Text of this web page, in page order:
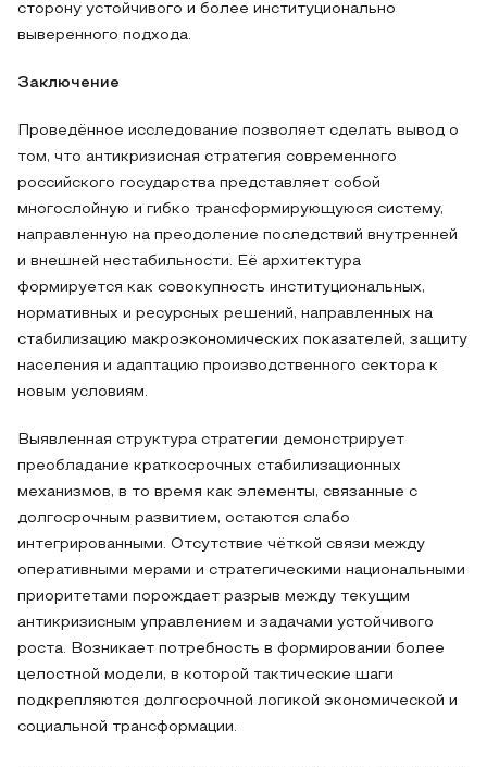
сторону устойчивого и более институционально
выверенного подхода.
Заключение
Проведённое исследование позволяет сделать вывод о
том, что антикризисная стратегия современного
российского государства представляет собой
многослойную и гибко трансформирующуюся систему,
направленную на преодоление последствий внутренней
и внешней нестабильности. Её архитектура
формируется как совокупность институциональных,
нормативных и ресурсных решений, направленных на
стабилизацию макроэкономических показателей, защиту
населения и адаптацию производственного сектора к
новым условиям.
Выявленная структура стратегии демонстрирует
преобладание краткосрочных стабилизационных
механизмов, в то время как элементы, связанные с
долгосрочным развитием, остаются слабо
интегрированными. Отсутствие чёткой связи между
оперативными мерами и стратегическими национальными
приоритетами порождает разрыв между текущим
антикризисным управлением и задачами устойчивого
роста. Возникает потребность в формировании более
целостной модели, в которой тактические шаги
подкрепляются долгосрочной логикой экономической и
социальной трансформации.